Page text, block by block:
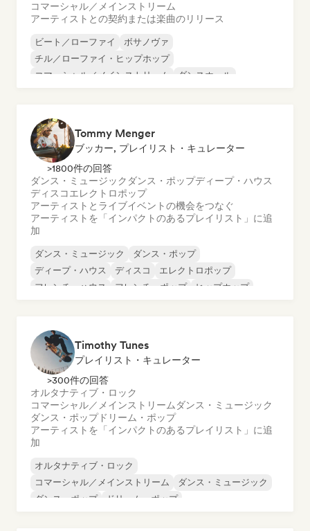
コマーシャル／メインストリーム
アーティストとの契約または楽曲のリリース
ビート／ローファイ
ボサノヴァ
チル／ローファイ・ヒップホップ
コマーシャル／メインストリーム
ダンスホール
Tommy Menger
ブッカー, プレイリスト・キュレーター
>1800件の回答
ダンス・ミュージック ダンス・ポップディープ・ハウス
ディスコエレクトロポップ
アーティストとライブイベントの機会をつなぐ
アーティストを「インパクトのあるプレイリスト」に追
加
ダンス・ミュージック
ダンス・ポップ
ディープ・ハウス
ディスコ
エレクトロポップ
フレンチ・ハウス
フレンチ・ポップ ヒップホップ
Timothy Tunes
プレイリスト・キュレーター
>300件の回答
オルタナティブ・ロック
コマーシャル／メインストリーム ダンス・ミュージック
ダンス・ポップドリーム・ポップ
アーティストを「インパクトのあるプレイリスト」に追
加
オルタナティブ・ロック
コマーシャル／メインストリーム
ダンス・ミュージック
ダンス・ポップ
ドリーム・ポップ